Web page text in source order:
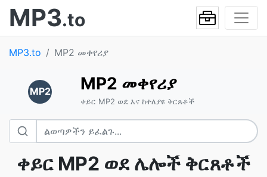
MP3.to
MP3.to MP2 መቀየሪያ
MP2 MP2 መቀየሪያ
ቀይር MP2 ወደ እና ከተለያዩ ቅርጸቶች
ቀይር MP2 ወደ ሌሎች ቅርጸቶች